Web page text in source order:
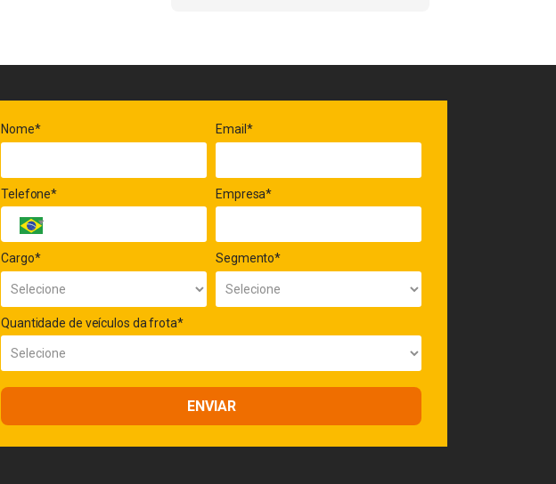
Nome* Email*
Telefone* Empresa*
Cargo* Segmento*
Quantidade de veículos da frota*
ENVIAR